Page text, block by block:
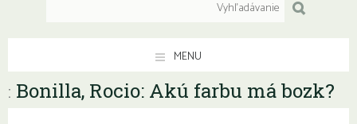
MENU
: Bonilla, Rocio: Akú farbu má bozk?